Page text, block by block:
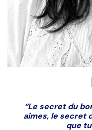
“Le secret du
aimes, le secret
que